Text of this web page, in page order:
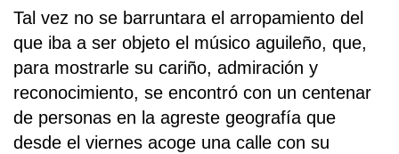
Tal vez no se barruntara el arropamiento del
que iba a ser objeto el músico aguileño, que,
para mostrarle su cariño, admiración y
reconocimiento, se encontró con un centenar
de personas en la agreste geografía que
desde el viernes acoge una calle con su